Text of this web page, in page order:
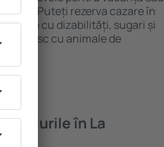
Puteți rezerva cazare în
cu dizabilități, sugari și
cu animale de
în La